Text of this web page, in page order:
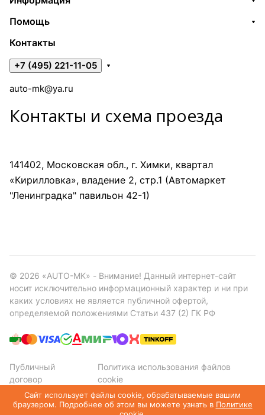
Помощь
Контакты
+7 (495) 221-11-05
auto-mk@ya.ru
Контакты и схема проезда
141402, Московская обл., г. Химки, квартал
«Кирилловка», владение 2, стр.1 (Автомаркет
"Ленинградка" павильон 42-1)
© 2026 «AUTO-MK» - Внимание! Данный интернет-сайт
носит исключительно информационный характер и ни при
каких условиях не является публичной офертой,
определяемой положениями Статьи 437 (2) ГК РФ
Публичный
договор
Политика использования файлов
cookie
Политика конфиденциальности
Сайт использует файлы cookie, обрабатываемые вашим
браузером. Подробнее об этом вы можете узнать в Политике